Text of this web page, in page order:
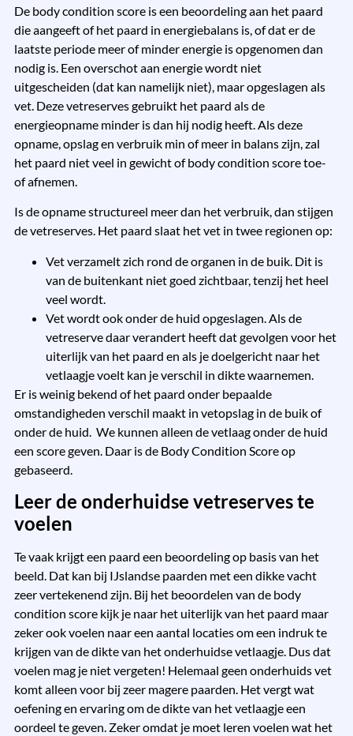
De body condition score is een beoordeling aan het paard
die aangeeft of het paard in energiebalans is, of dat er de
laatste periode meer of minder energie is opgenomen dan
nodig is. Een overschot aan energie wordt niet
uitgescheiden (dat kan namelijk niet), maar opgeslagen als
vet. Deze vetreserves gebruikt het paard als de
energieopname minder is dan hij nodig heeft. Als deze
opname, opslag en verbruik min of meer in balans zijn, zal
het paard niet veel in gewicht of body condition score toe-
of afnemen.
Is de opname structureel meer dan het verbruik, dan stijgen
de vetreserves. Het paard slaat het vet in twee regionen op:
Vet verzamelt zich rond de organen in de buik. Dit is
van de buitenkant niet goed zichtbaar, tenzij het heel
veel wordt.
Vet wordt ook onder de huid opgeslagen. Als de
vetreserve daar verandert heeft dat gevolgen voor het
uiterlijk van het paard en als je doelgericht naar het
vetlaagje voelt kan je verschil in dikte waarnemen.
Er is weinig bekend of het paard onder bepaalde
omstandigheden verschil maakt in vetopslag in de buik of
onder de huid. We kunnen alleen de vetlaag onder de huid
een score geven. Daar is de Body Condition Score op
gebaseerd.
Leer de onderhuidse vetreserves te
voelen
Te vaak krijgt een paard een beoordeling op basis van het
beeld. Dat kan bij IJslandse paarden met een dikke vacht
zeer vertekenend zijn. Bij het beoordelen van de body
condition score kijk je naar het uiterlijk van het paard maar
zeker ook voelen naar een aantal locaties om een indruk te
krijgen van de dikte van het onderhuidse vetlaagje. Dus dat
voelen mag je niet vergeten! Helemaal geen onderhuids vet
komt alleen voor bij zeer magere paarden. Het vergt wat
oefening en ervaring om de dikte van het vetlaagje een
oordeel te geven. Zeker omdat je moet leren voelen wat het